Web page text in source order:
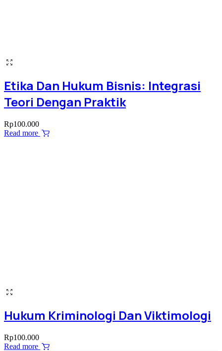
Etika Dan Hukum Bisnis: Integrasi
Teori Dengan Praktik
Rp100.000
Read more
Hukum Kriminologi Dan Viktimologi
Rp100.000
Read more